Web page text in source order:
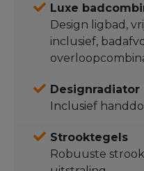
Luxe
Design ligbad,
inclusief,
Designradiator
Inclusief
Strooktegels
Robuuste